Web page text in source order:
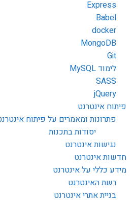
Express
Babel
docker
MongoDB
Git
לימוד MySQL
SASS
jQuery
פיתוח אינטרנט
פתרונות ומאמרים על פיתוח
יסודות בתכנות
נגישות אינטרנט
חדשות אינטרנט
מידע כללי על אינטרנט
רשת האינטרנט
בניית אתרי אינטרנט